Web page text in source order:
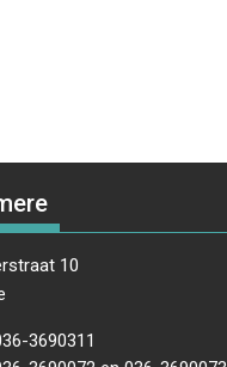
10
3690311